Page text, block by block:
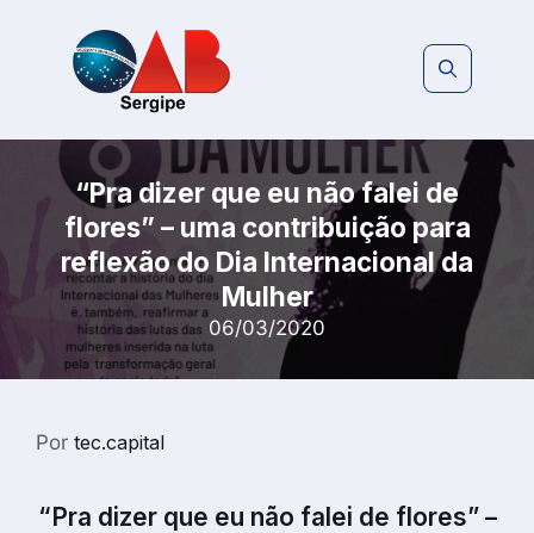
“Pra dizer que eu não falei de
flores” – uma contribuição para
reflexão do Dia Internacional da
Mulher
06/03/2020
Por tec.capital
“Pra dizer que eu não falei de flores” –